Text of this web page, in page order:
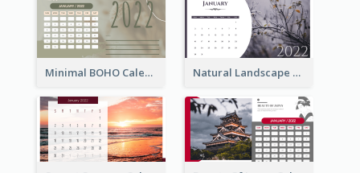
Minimal BOHO Calendar Natural Landscape Calendar 2022